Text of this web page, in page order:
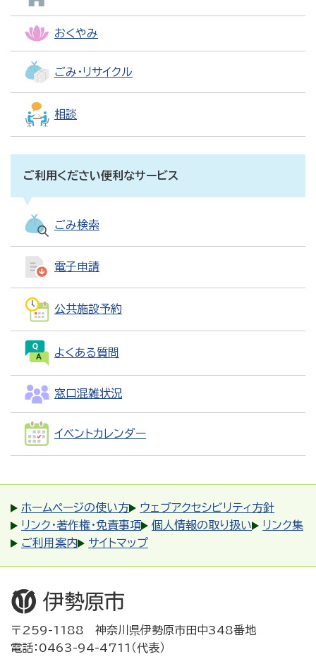
おくやみ
ごみ・リサイクル
相談
ご利用ください便利なサービス
ごみ検索
電子申請
公共施設予約
よくある質問
窓口混雑状況
イベントカレンダー
ホームページの使い方
ウェブアクセシビリティ方針
リンク・著作権・免責事項
個人情報の取り扱い
リンク集
ご利用案内
サイトマップ
〒259-1188 神奈川県伊勢原市田中348番地
電話：0463-94-4711（代表）